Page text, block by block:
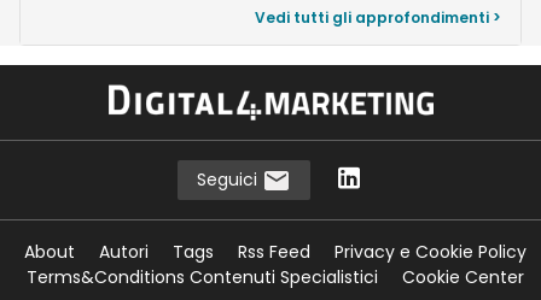
Vedi tutti gli approfondimenti >
Seguici
About Autori Tags Rss Feed
Privacy e Cookie Policy
Terms&Conditions Contenuti Specialistici
Cookie Center